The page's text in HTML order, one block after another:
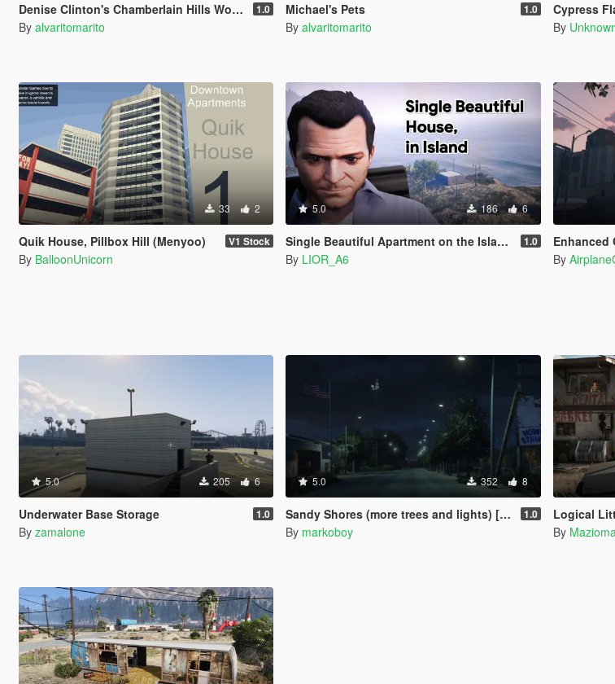
Denise Clinton's Chamberlain Hills Women's Art Center 1.0
By alvaritomarito
Michael's Pets 1.0
By alvaritomarito
Cypress
By
33 2
Quik House, Pillbox Hill (Menyoo) V1 Stock
By BalloonUnicorn
5.0 186 6
Single Beautiful Apartment on the Island Menyoo 2.0 1.0
By LIOR_A6
Enhanced
By
5.0 205 6
Underwater Base Storage 1.0
By zamalone
5.0 352 8
Sandy Shores (more trees and lights) [Menyoo] 1.0
By markoboy
Logical Little
By